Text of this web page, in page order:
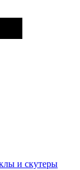
и скутеры